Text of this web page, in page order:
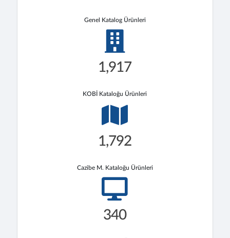
Genel Katalog Ürünleri
1,917
KOBİ Kataloğu Ürünleri
1,792
Cazibe M. Kataloğu Ürünleri
340